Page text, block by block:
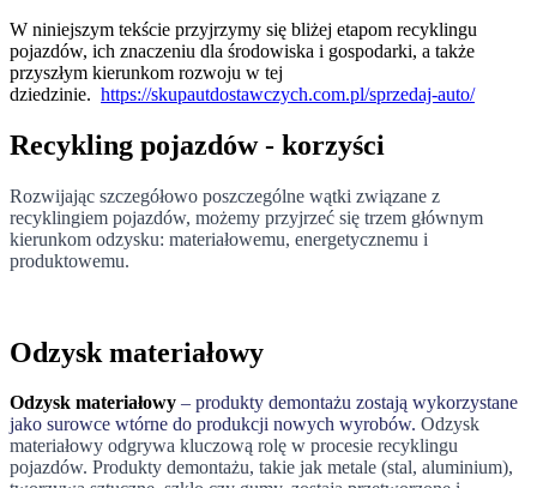
W niniejszym tekście przyjrzymy się bliżej etapom recyklingu
pojazdów, ich znaczeniu dla środowiska i gospodarki, a także
przyszłym kierunkom rozwoju w tej
dziedzinie. https://skupautdostawczych.com.pl/sprzedaj-auto/
Recykling pojazdów - korzyści
Rozwijając szczegółowo poszczególne wątki związane z
recyklingiem pojazdów, możemy przyjrzeć się trzem głównym
kierunkom odzysku: materiałowemu, energetycznemu i
produktowemu.
Odzysk materiałowy
Odzysk materiałowy – produkty demontażu zostają wykorzystane
jako surowce wtórne do produkcji nowych wyrobów. Odzysk
materiałowy odgrywa kluczową rolę w procesie recyklingu
pojazdów. Produkty demontażu, takie jak metale (stal, aluminium),